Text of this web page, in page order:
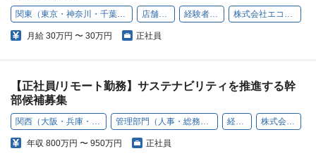
関東（東京・神奈川・千葉・埼玉） 店舗開発 経験者採用 株式会社エコリング
月給 30万円 〜 30万円 正社員
【正社員/リモート勤務】サステナビリティを推進する幹
部候補募集
関西（大阪・兵庫・京都・奈良・和歌山・滋賀） 管理部門（人事・総務・経理・コンプライアンスなど） 経験者採用 株式会社エコリング
年収 800万円 〜 950万円 正社員